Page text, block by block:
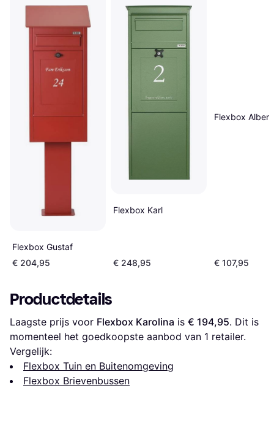
Flexbox Gustaf
€ 204,95
Flexbox Karl
€ 248,95
Flexbox
€ 107,95
Productdetails
Laagste prijs voor Flexbox Karolina is € 194,95. Dit is
momenteel het goedkoopste aanbod van 1 retailer.
Vergelijk:
Flexbox Tuin en Buitenomgeving
Flexbox Brievenbussen